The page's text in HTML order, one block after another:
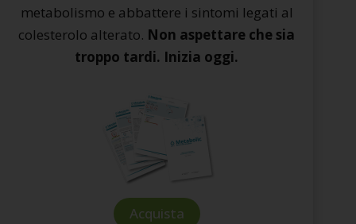
metabolismo e abbattere i sintomi legati al
colesterolo alterato. Non aspettare che sia
troppo tardi. Inizia oggi.
Acquista